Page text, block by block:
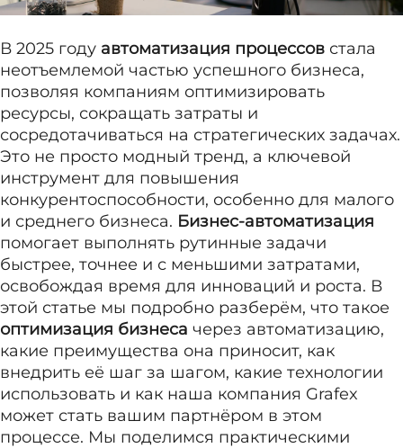
В 2025 году автоматизация процессов стала
неотъемлемой частью успешного бизнеса,
позволяя компаниям оптимизировать
ресурсы, сокращать затраты и
сосредотачиваться на стратегических задачах.
Это не просто модный тренд, а ключевой
инструмент для повышения
конкурентоспособности, особенно для малого
и среднего бизнеса. Бизнес-автоматизация
помогает выполнять рутинные задачи
быстрее, точнее и с меньшими затратами,
освобождая время для инноваций и роста. В
этой статье мы подробно разберём, что такое
оптимизация бизнеса через автоматизацию,
какие преимущества она приносит, как
внедрить её шаг за шагом, какие технологии
использовать и как наша компания Grafex
может стать вашим партнёром в этом
процессе. Мы поделимся практическими